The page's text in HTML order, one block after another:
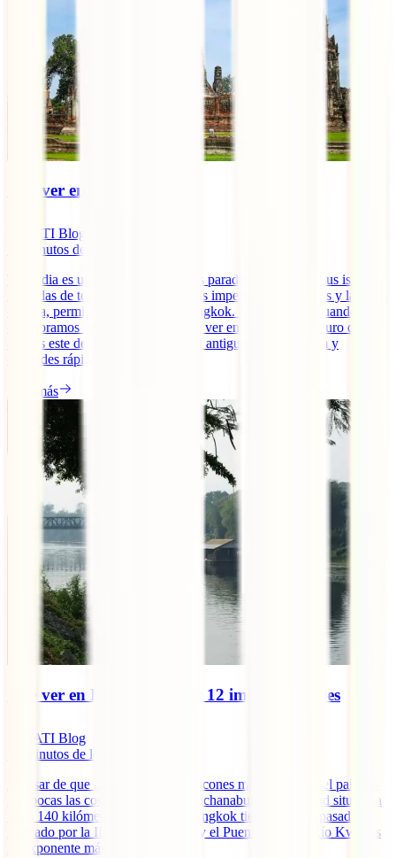
Qué ver en Ayutthaya
IATI Blog
minutos de lectura
Tailandia es un país famoso por sus paradisíacas playas, sus islas
rodeadas de tesoros submarinos, sus impenetrables junglas y la
caótica, permisiva y fascinante Bangkok. Sin embargo, cuando te
descubramos las muchas cosas que ver en Ayutthaya, seguro que
añades este destino a tu viaje por el antiguo reino de Siam y
entiendes rápidamente por [...]
Leer más
Qué ver en Kanchanaburi: 12 imprescindibles
IATI Blog
minutos de lectura
A pesar de que no es uno de los rincones más visitados del país, no
son pocas las cosas que ver en Kanchanaburi. Esta ciudad situada a
unos 140 kilómetros al oeste de Bangkok tiene un claro pasado
marcado por la II Guerra Mundial y el Puente sobre el Río Kwai es
su exponente más [...]